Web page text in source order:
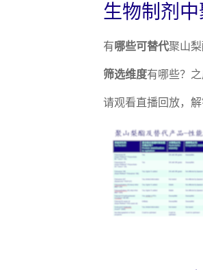
生物制剂
有哪些可替代聚山
筛选维度有哪些？
请观看直播回放，解